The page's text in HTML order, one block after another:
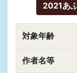
2021あ
対象年齢
作者名等